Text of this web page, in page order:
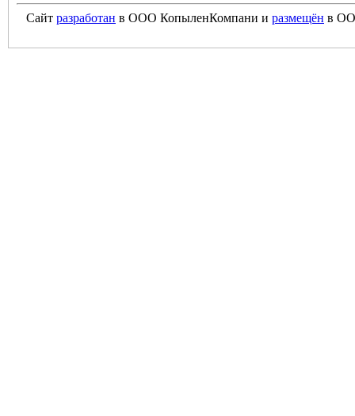
Сайт разработан в ООО КопыленКомпани и размещён в